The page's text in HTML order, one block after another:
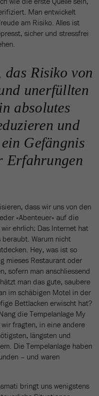
Man entwickelt
am Risiko. Alles ist
sicher und stressfrei
das Risiko von
unerfüllten
absolutes
und
Gefängnis
Erfahrungen
dass wir uns von den
«Abenteuer» auf die
ehrlich: Das Internet hat
Warum nicht
Hey, was ist so
mieses Restaurant oder
sofern man anschliessend
man das gute, saubere
im schäbigen Motel in der
Bettlacken erwischt hat?
die Tempelanlage My
fragten, in eine andere
längsten und
Die Tempelanlage haben
– und waren
bringt uns wenigstens